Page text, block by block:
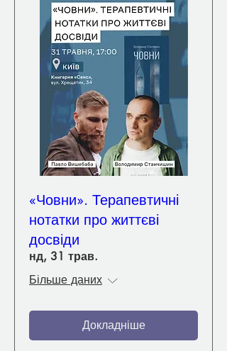
«Човни». Терапевтичні
нотатки про життєві
досвіди
нд, 31 трав.
Більше даних
Докладніше